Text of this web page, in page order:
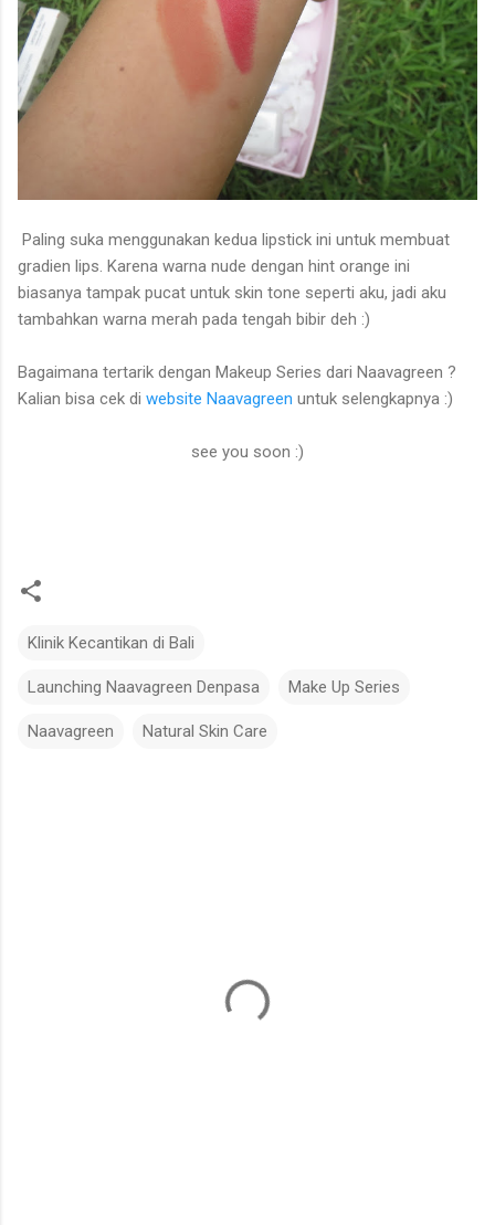
Paling suka menggunakan kedua lipstick ini untuk membuat
gradien lips. Karena warna nude dengan hint orange ini
biasanya tampak pucat untuk skin tone seperti aku, jadi aku
tambahkan warna merah pada tengah bibir deh :)
Bagaimana tertarik dengan Makeup Series dari Naavagreen ?
Kalian bisa cek di website Naavagreen untuk selengkapnya :)
see you soon :)
Klinik Kecantikan di Bali
Launching Naavagreen Denpasa Make Up Series
Naavagreen Natural Skin Care